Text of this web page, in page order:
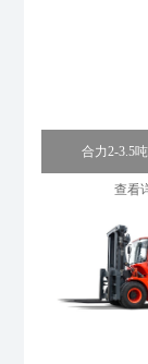
合力2-3.5
查看